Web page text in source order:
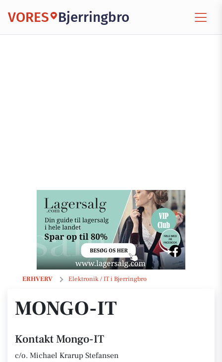
VORES Bjerringbro
ERHVERV Elektronik / IT i Bjerringbro
Mongo-IT
MONGO-IT
Kontakt Mongo-IT
c/o. Michael Krarup Stefansen